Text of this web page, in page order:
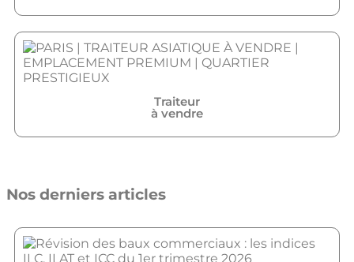
Traiteur
à vendre
Nos derniers articles